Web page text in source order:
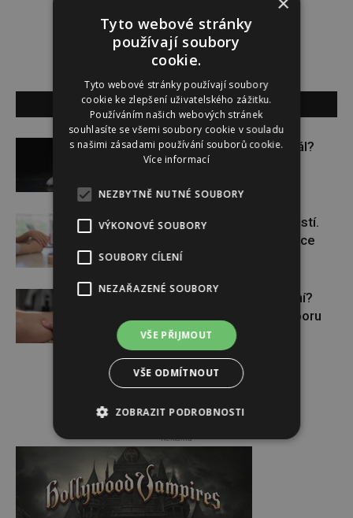
SOUVISEJÍCÍ ČLÁNKY
Budou se vraždit malé děti dál?
Těhotenství není samozřejmostí.
Pomáhá asistovaná reprodukce
Lymfatický systém v ohrožení?
Využijte moderní nutriční podporu
Reklama
Tyto webové stránky
používají soubory
cookie.
Tyto webové stránky používají soubory
cookie ke zlepšení uživatelského zážitku.
Používáním našich webových stránek
souhlasíte se všemi soubory cookie v souladu
s našimi zásadami používání souborů cookie.
Více informací
NEZBYTNĚ NUTNÉ SOUBORY
VÝKONOVÉ SOUBORY
SOUBORY CÍLENÍ
NEZAŘAZENÉ SOUBORY
VŠE PŘIJMOUT
VŠE ODMÍTNOUT
ZOBRAZIT PODROBNOSTI